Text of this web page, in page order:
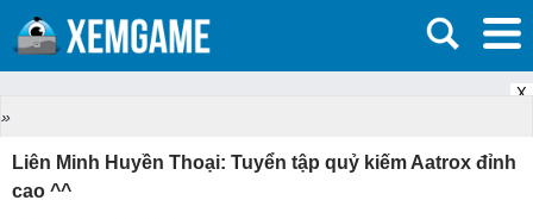
X
»
Liên Minh Huyền Thoại: Tuyển tập quỷ kiếm Aatrox đỉnh
cao ^^